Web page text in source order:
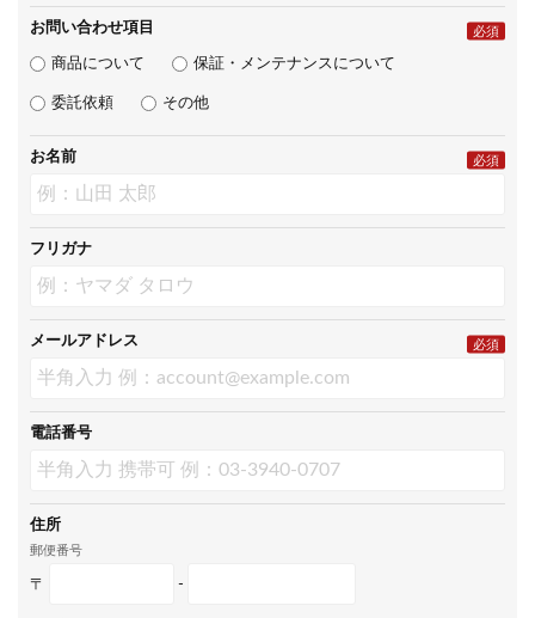
お問い合わせ項目 必須
商品について 保証・メンテナンスについて
委託依頼 その他
お名前 必須
フリガナ
メールアドレス 必須
電話番号
住所
郵便番号
〒 -